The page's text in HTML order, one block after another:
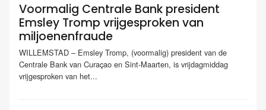
Voormalig Centrale Bank president
Emsley Tromp vrijgesproken van
miljoenenfraude
WILLEMSTAD – Emsley Tromp, (voormalig) president van de
Centrale Bank van Curaçao en Sint-Maarten, is vrijdagmiddag
vrijgesproken van het...